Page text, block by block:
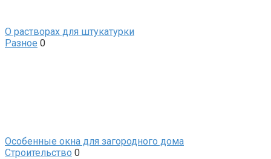
О растворах для штукатурки
Разное 0
Особенные окна для загородного дома
Строительство 0